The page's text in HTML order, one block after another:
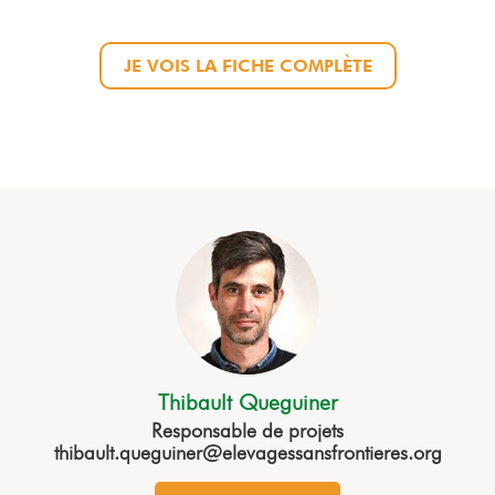
JE VOIS LA FICHE COMPLÈTE
Thibault Queguiner
Responsable de projets
thibault.queguiner@elevagessansfrontieres.org